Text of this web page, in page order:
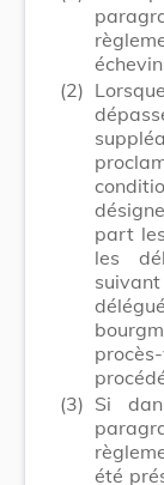
(2)
part
les
(3) Si
été